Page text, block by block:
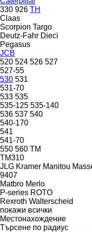
330 926 TH
Claas
Scorpion Targo
Deutz-Fahr Dieci
Pegasus
JCB
520 524 526 527
527-55
530 531
531-70
533 535
535-125 535-140
536 537 540
540-170
541
541-70
550 560 TM
TM310
JLG Kramer Manitou
9407
Matbro Merlo
P-series ROTO
Rexroth Walterscheid
покажи всички
Местонахождение
Търсене по радиус